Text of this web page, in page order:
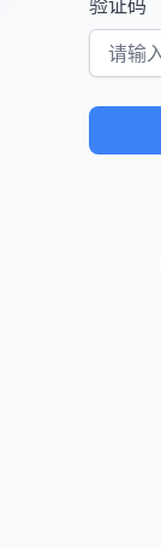
验证码